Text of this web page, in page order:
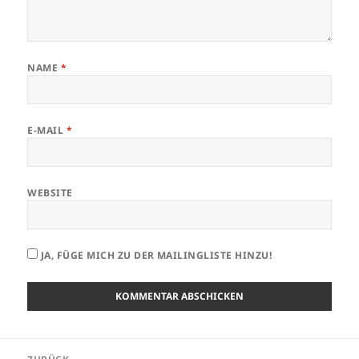
NAME *
E-MAIL *
WEBSITE
JA, FÜGE MICH ZU DER MAILINGLISTE HINZU!